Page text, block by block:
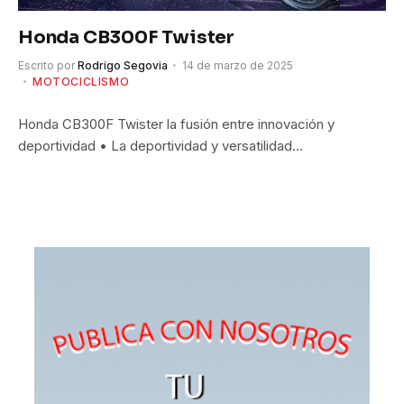
Honda CB300F Twister
Escrito por Rodrigo Segovia
14 de marzo de 2025
MOTOCICLISMO
Honda CB300F Twister la fusión entre innovación y
deportividad • La deportividad y versatilidad…